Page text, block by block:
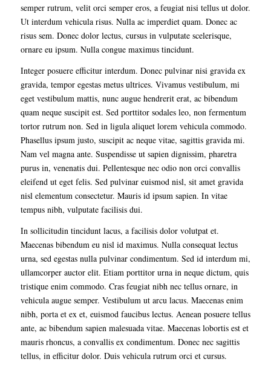
semper rutrum, velit orci semper eros, a feugiat nisi tellus ut dolor.
Ut interdum vehicula risus. Nulla ac imperdiet quam. Donec ac
risus sem. Donec dolor lectus, cursus in vulputate scelerisque,
ornare eu ipsum. Nulla congue maximus tincidunt.
Integer posuere efficitur interdum. Donec pulvinar nisi gravida ex
gravida, tempor egestas metus ultrices. Vivamus vestibulum, mi
eget vestibulum mattis, nunc augue hendrerit erat, ac bibendum
quam neque suscipit est. Sed porttitor sodales leo, non fermentum
tortor rutrum non. Sed in ligula aliquet lorem vehicula commodo.
Phasellus ipsum justo, suscipit ac neque vitae, sagittis gravida mi.
Nam vel magna ante. Suspendisse ut sapien dignissim, pharetra
purus in, venenatis dui. Pellentesque nec odio non orci convallis
eleifend ut eget felis. Sed pulvinar euismod nisl, sit amet gravida
nisl elementum consectetur. Mauris id ipsum sapien. In vitae
tempus nibh, vulputate facilisis dui.
In sollicitudin tincidunt lacus, a facilisis dolor volutpat et.
Maecenas bibendum eu nisl id maximus. Nulla consequat lectus
urna, sed egestas nulla pulvinar condimentum. Sed id interdum mi,
ullamcorper auctor elit. Etiam porttitor urna in neque dictum, quis
tristique enim commodo. Cras feugiat nibh nec tellus ornare, in
vehicula augue semper. Vestibulum ut arcu lacus. Maecenas enim
nibh, porta et ex et, euismod faucibus lectus. Aenean posuere tellus
ante, ac bibendum sapien malesuada vitae. Maecenas lobortis est et
mauris rhoncus, a convallis ex condimentum. Donec nec sagittis
tellus, in efficitur dolor. Duis vehicula rutrum orci et cursus.